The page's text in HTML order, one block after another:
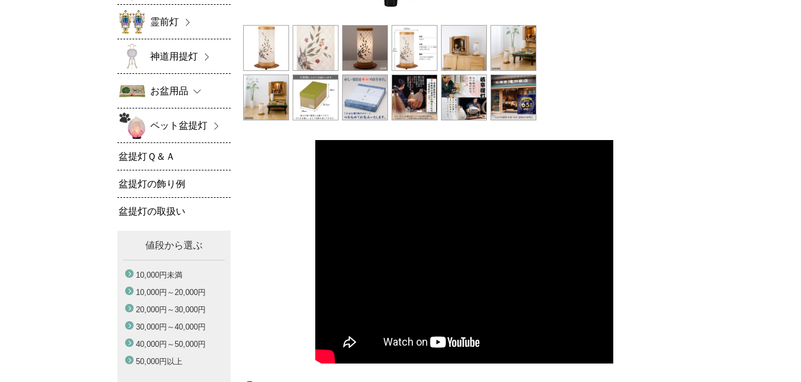
霊前灯
神道用提灯
お盆用品
ペット盆提灯
盆提灯Ｑ＆Ａ
盆提灯の飾り例
盆提灯の取扱い
値段から選ぶ
10,000円未満
10,000円～ 20,000円
20,000円～ 30,000円
30,000円～ 40,000円
40,000円～ 50,000円
50,000円 以上